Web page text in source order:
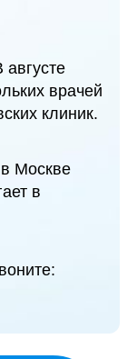
врачей
клиник.
Москве
в